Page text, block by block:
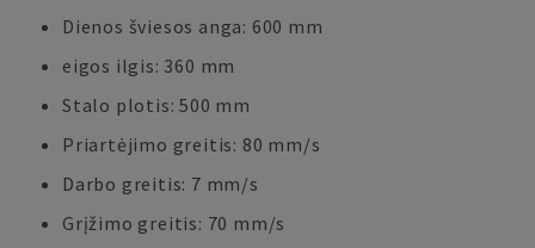
Dienos šviesos anga: 600 mm
eigos ilgis: 360 mm
Stalo plotis: 500 mm
Priartėjimo greitis: 80 mm/s
Darbo greitis: 7 mm/s
Grįžimo greitis: 70 mm/s